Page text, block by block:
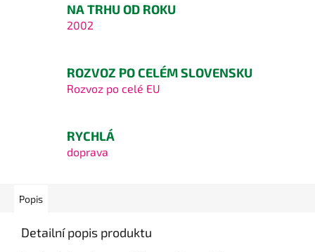
NA TRHU OD ROKU
2002
ROZVOZ PO CELÉM SLOVENSKU
Rozvoz po celé EU
RYCHLÁ
doprava
Popis
Detailní popis produktu